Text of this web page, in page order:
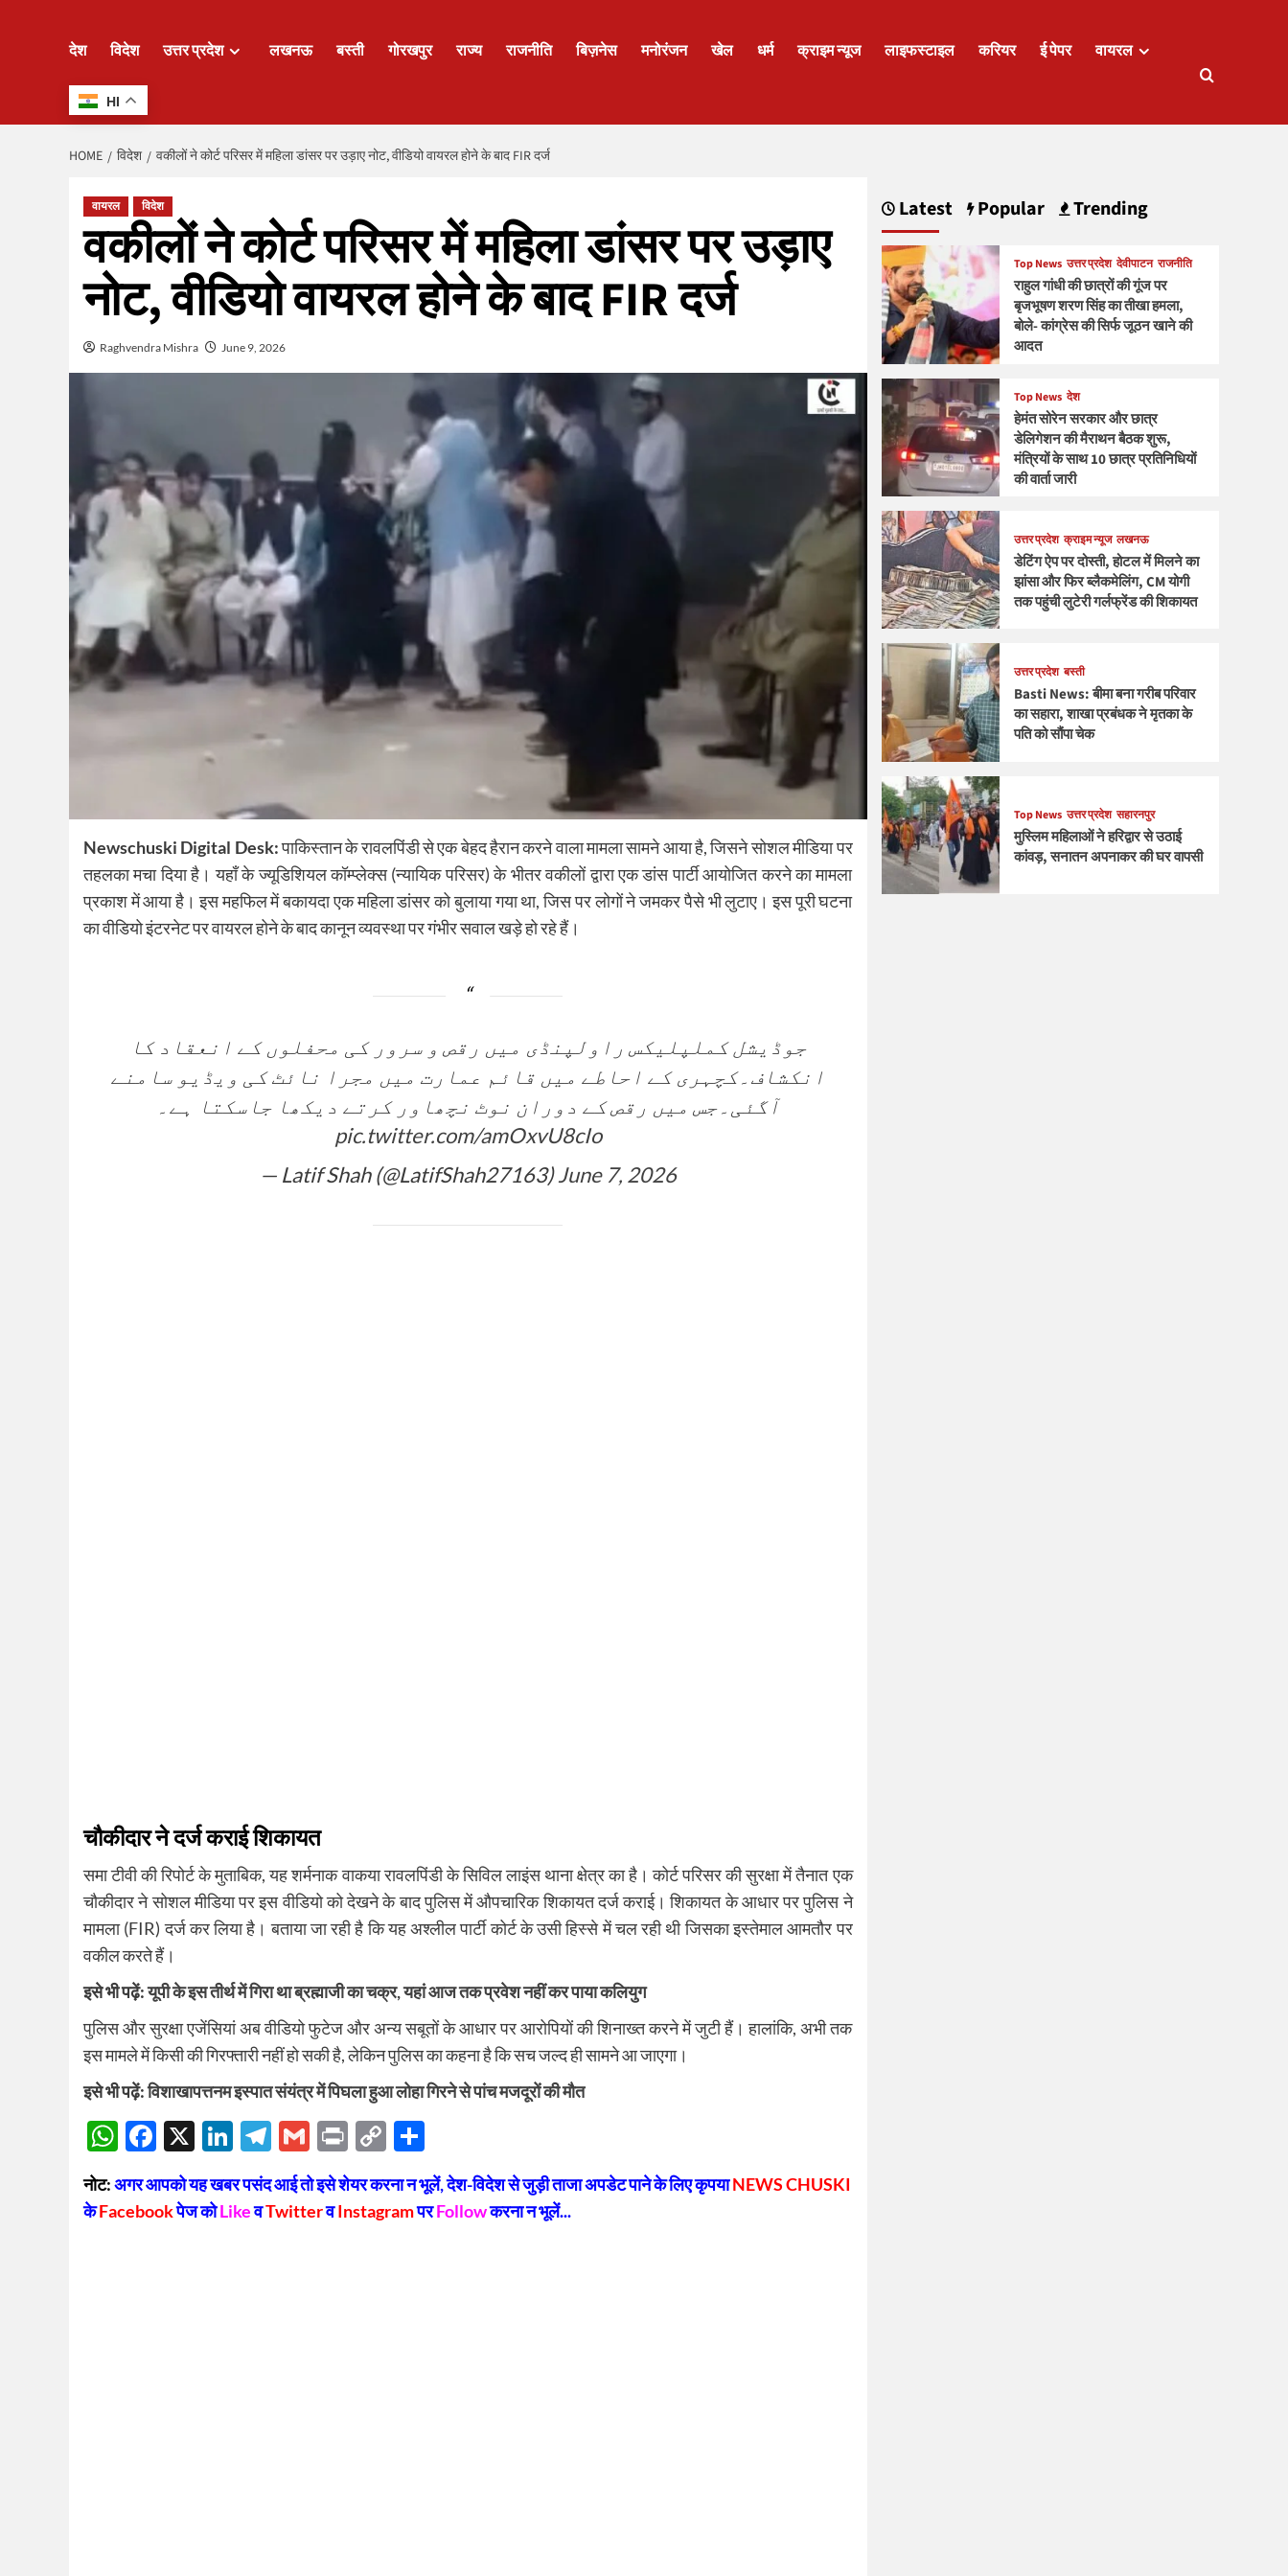
देश विदेश उत्तर प्रदेश लखनऊ बस्ती गोरखपुर राज्य राजनीति बिज़नेस मनोरंजन खेल धर्म क्राइम न्यूज लाइफस्टाइल करियर ई पेपर वायरल
HI
HOME विदेश वकीलों ने कोर्ट परिसर में महिला डांसर पर उड़ाए नोट, वीडियो वायरल होने के बाद FIR दर्ज
वायरल विदेश
वकीलों ने कोर्ट परिसर में महिला डांसर पर उड़ाए
नोट, वीडियो वायरल होने के बाद FIR दर्ज
Raghvendra Mishra June 9, 2026
Newschuski Digital Desk:पाकिस्तान के रावलपिंडी से एक बेहद हैरान करने वाला मामला सामने आया है, जिसने सोशल मीडिया पर
तहलका मचा दिया है। यहाँ के ज्यूडिशियल कॉम्प्लेक्स (न्यायिक परिसर) के भीतर वकीलों द्वारा एक डांस पार्टी आयोजित करने का मामला
प्रकाश में आया है। इस महफिल में बकायदा एक महिला डांसर को बुलाया गया था, जिस पर लोगों ने जमकर पैसे भी लुटाए। इस पूरी घटना
का वीडियो इंटरनेट पर वायरल होने के बाद कानून व्यवस्था पर गंभीर सवाल खड़े हो रहे हैं।
جوڈیشل کملپلیکس راولپنڈی میں رقص و سرور کی محفلوں کے انعقاد کا
انکشاف۔کچہری کے احاطے میں قائم عمارت میں مجرا نائٹ کی ویڈیو سامنے
آگئی۔جس میں رقص کے دوران نوٹ نچھاور کرتے دیکھا جاسکتا ہے۔
pic.twitter.com/amOxvU8cIo
— Latif Shah (@LatifShah27163)June 7, 2026
चौकीदार ने दर्ज कराई शिकायत
समा टीवी की रिपोर्ट के मुताबिक, यह शर्मनाक वाकया रावलपिंडी के सिविल लाइंस थाना क्षेत्र का है। कोर्ट परिसर की सुरक्षा में तैनात एक
चौकीदार ने सोशल मीडिया पर इस वीडियो को देखने के बाद पुलिस में औपचारिक शिकायत दर्ज कराई। शिकायत के आधार पर पुलिस ने
मामला (FIR) दर्ज कर लिया है। बताया जा रही है कि यह अश्लील पार्टी कोर्ट के उसी हिस्से में चल रही थी जिसका इस्तेमाल आमतौर पर
वकील करते हैं।
इसे भी पढ़ें:यूपी के इस तीर्थ में गिरा था ब्रह्माजी का चक्र, यहां आज तक प्रवेश नहीं कर पाया कलियुग
पुलिस और सुरक्षा एजेंसियां अब वीडियो फुटेज और अन्य सबूतों के आधार पर आरोपियों की शिनाख्त करने में जुटी हैं। हालांकि, अभी तक
इस मामले में किसी की गिरफ्तारी नहीं हो सकी है, लेकिन पुलिस का कहना है कि सच जल्द ही सामने आ जाएगा।
इसे भी पढ़ें:विशाखापत्तनम इस्पात संयंत्र में पिघला हुआ लोहा गिरने से पांच मजदूरों की मौत
WhatsApp
Facebook
X LinkedIn
Telegram
GmailPrintCopy
Link
नोट:अगर आपको यह खबर पसंद आई तो इसे शेयर करना न भूलें, देश-विदेश से जुड़ी ताजा अपडेट पाने के लिए कृपयाNEWS CHUSKI
केFacebookपेज कोLikeवTwitterवInstagramपरFollowकरना न भूलें...
Latest Popular Trending
Top News उत्तर प्रदेश देवीपाटन राजनीति
राहुल गांधी की छात्रों की गूंज पर
बृजभूषण शरण सिंह का तीखा हमला,
बोले- कांग्रेस की सिर्फ जूठन खाने की
आदत
Top News देश
हेमंत सोरेन सरकार और छात्र
डेलिगेशन की मैराथन बैठक शुरू,
मंत्रियों के साथ 10 छात्र प्रतिनिधियों
की वार्ता जारी
उत्तर प्रदेश क्राइम न्यूज लखनऊ
डेटिंग ऐप पर दोस्ती, होटल में मिलने का
झांसा और फिर ब्लैकमेलिंग, CM योगी
तक पहुंची लुटेरी गर्लफ्रेंड की शिकायत
उत्तर प्रदेश बस्ती
Basti News: बीमा बना गरीब परिवार
का सहारा, शाखा प्रबंधक ने मृतका के
पति को सौंपा चेक
Top News उत्तर प्रदेश सहारनपुर
मुस्लिम महिलाओं ने हरिद्वार से उठाई
कांवड़, सनातन अपनाकर की घर वापसी